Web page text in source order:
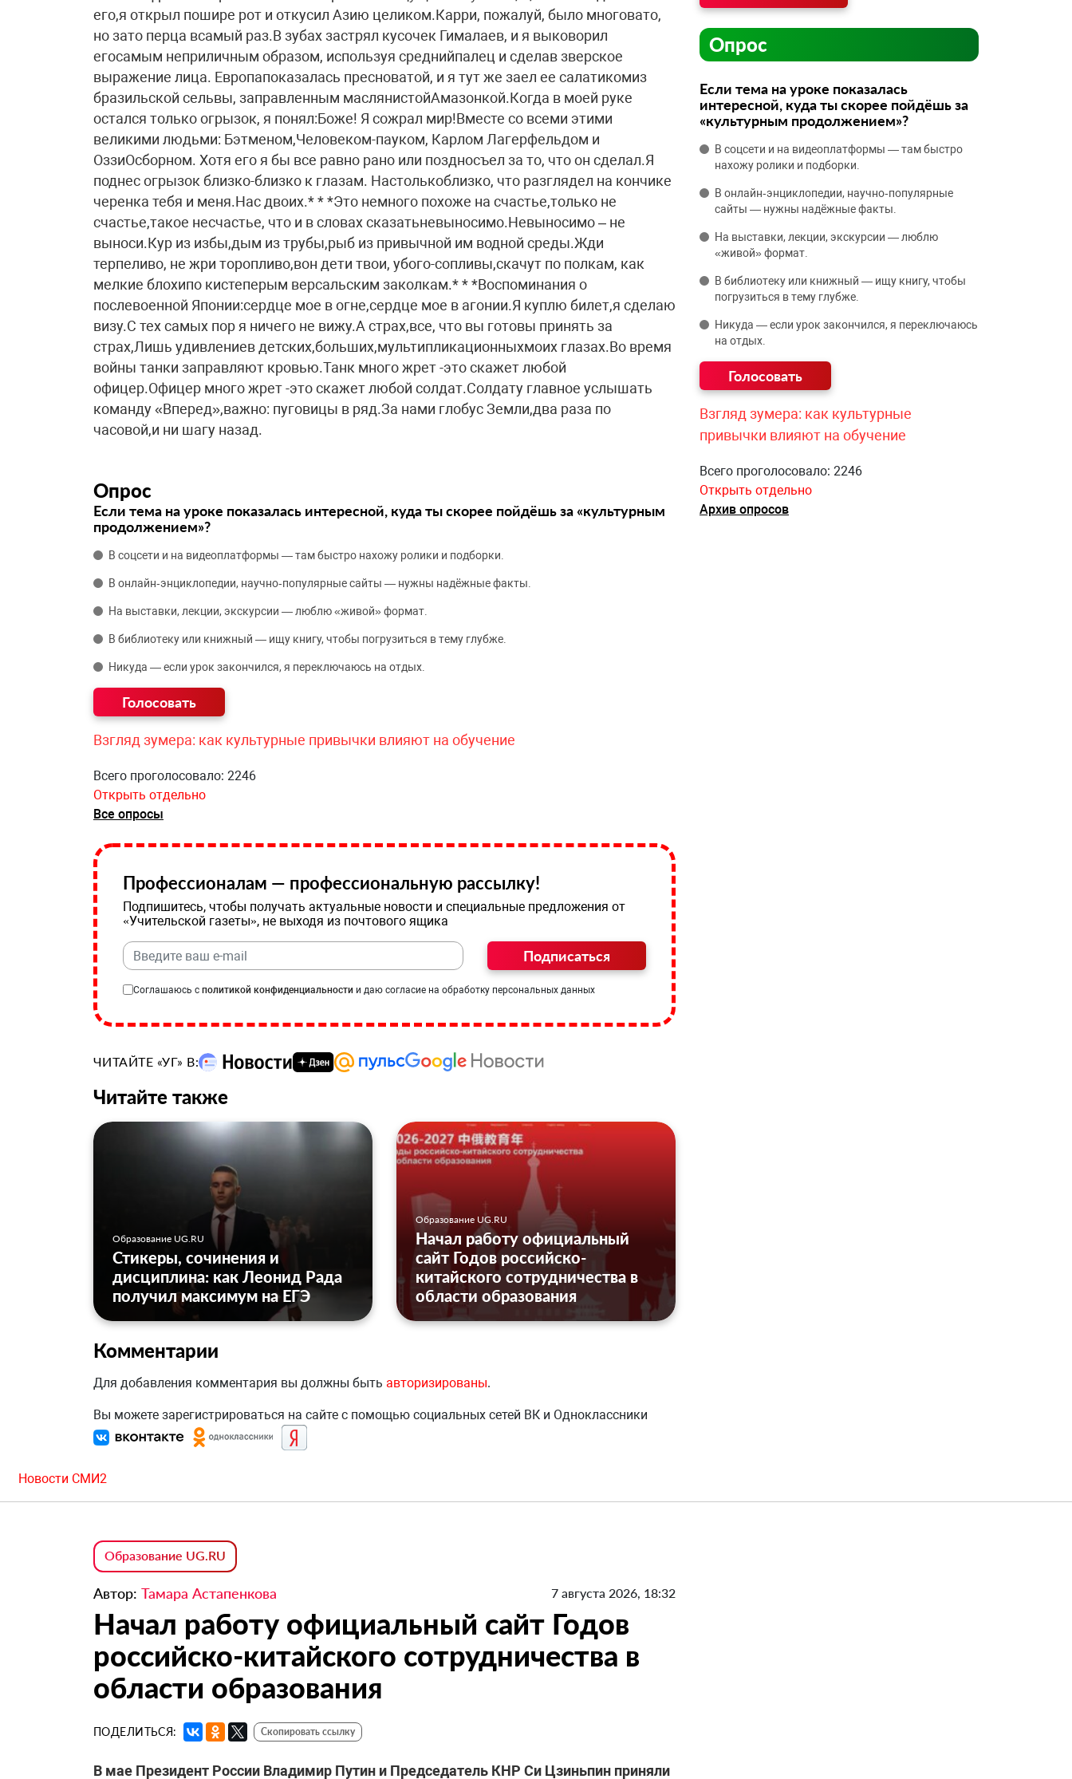
его,я открыл пошире рот и откусил Азию целиком.Карри, пожалуй, было многовато,
но зато перца всамый раз.В зубах застрял кусочек Гималаев, и я выковорил
егосамым неприличным образом, используя среднийпалец и сделав зверское
выражение лица. Европапоказалась пресноватой, и я тут же заел ее салатикомиз
бразильской сельвы, заправленным маслянистойАмазонкой.Когда в моей руке
остался только огрызок, я понял:Боже! Я сожрал мир!Вместе со всеми этими
великими людьми: Бэтменом,Человеком-пауком, Карлом Лагерфельдом и
ОззиОсборном. Хотя его я бы все равно рано или поздносъел за то, что он сделал.Я
поднес огрызок близко-близко к глазам. Настолькоблизко, что разглядел на кончике
черенка тебя и меня.Нас двоих.* * *Это немного похоже на счастье,только не
счастье,такое несчастье, что и в словах сказатьневыносимо.Невыносимо – не
выноси.Кур из избы,дым из трубы,рыб из привычной им водной среды.Жди
терпеливо, не жри торопливо,вон дети твои, убого-сопливы,скачут по полкам, как
мелкие блохипо кистеперым версальским заколкам.* * *Воспоминания о
послевоенной Японии:сердце мое в огне,сердце мое в агонии.Я куплю билет,я сделаю
визу.С тех самых пор я ничего не вижу.А страх,все, что вы готовы принять за
страх,Лишь удивлениев детских,больших,мультипликационныхмоих глазах.Во время
войны танки заправляют кровью.Танк много жрет -это скажет любой
офицер.Офицер много жрет -это скажет любой солдат.Солдату главное услышать
команду «Вперед»,важно: пуговицы в ряд.За нами глобус Земли,два раза по
часовой,и ни шагу назад.
Опрос
Если тема на уроке показалась интересной, куда ты скорее пойдёшь за «культурным
продолжением»?
В соцсети и на видеоплатформы — там быстро нахожу ролики и подборки.
В онлайн‑энциклопедии, научно‑популярные сайты — нужны надёжные факты.
На выставки, лекции, экскурсии — люблю «живой» формат.
В библиотеку или книжный — ищу книгу, чтобы погрузиться в тему глубже.
Никуда — если урок закончился, я переключаюсь на отдых.
Взгляд зумера: как культурные привычки влияют на обучение
Всего проголосовало: 2246
Открыть отдельно
Все опросы
Профессионалам — профессиональную рассылку!
Подпишитесь, чтобы получать актуальные новости и специальные предложения от
«Учительской газеты», не выходя из почтового ящика
Подписаться
Соглашаюсь с политикой конфиденциальности и даю согласие на обработку персональных данных
ЧИТАЙТЕ «УГ» В:
Читайте также
Образование UG.RU
Стикеры, сочинения и
дисциплина: как Леонид Рада
получил максимум на ЕГЭ
Образование UG.RU
Начал работу официальный
сайт Годов российско-
китайского сотрудничества в
области образования
Комментарии
Для добавления комментария вы должны быть авторизированы.
Вы можете зарегистрироваться на сайте с помощью социальных сетей ВК и Одноклассники
Опрос
Если тема на уроке показалась
интересной, куда ты скорее пойдёшь за
«культурным продолжением»?
В соцсети и на видеоплатформы — там быстро
нахожу ролики и подборки.
В онлайн‑энциклопедии, научно‑популярные
сайты — нужны надёжные факты.
На выставки, лекции, экскурсии — люблю
«живой» формат.
В библиотеку или книжный — ищу книгу, чтобы
погрузиться в тему глубже.
Никуда — если урок закончился, я переключаюсь
на отдых.
Взгляд зумера: как культурные
привычки влияют на обучение
Всего проголосовало: 2246
Открыть отдельно
Архив опросов
Новости СМИ2
Образование UG.RU
Автор: Тамара Астапенкова 7 августа 2026, 18:32
Начал работу официальный сайт Годов
российско-китайского сотрудничества в
области образования
ПОДЕЛИТЬСЯ: Скопировать ссылку
В мае Президент России Владимир Путин и Председатель КНР Си Цзиньпин приняли